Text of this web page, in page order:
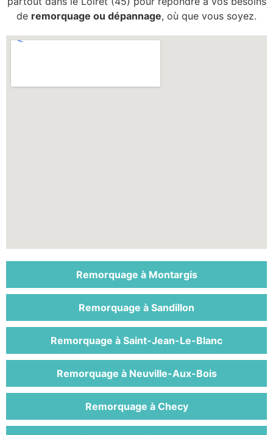
de remorquage ou dépannage, où que vous soyez.
Remorquage à Montargis
Remorquage à Sandillon
Remorquage à Saint-Jean-Le-Blanc
Remorquage à Neuville-Aux-Bois
Remorquage à Checy